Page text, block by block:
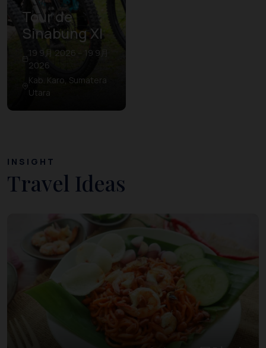
Tour de
Sinabung XI
19 9月 2026 – 19 9月
2026
Kab. Karo, Sumatera
Utara
INSIGHT
Travel Ideas